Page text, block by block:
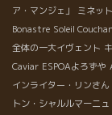
ア・マンジェ」
ミネッ
Bonastre Soleil
全体の一大イヴェント
Caviar ESPOAよろずや
インライター・リンさん
トン・シャルルマーニュ